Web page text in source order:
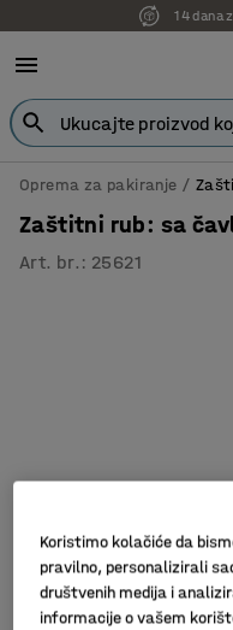
14 dana
Oprema za pakiranje
Zaštitni rub: sa
Art. br. : 25621
Koristimo kolačiće da
pravilno, personalizirali
društvenih medija i
informacije o vašem